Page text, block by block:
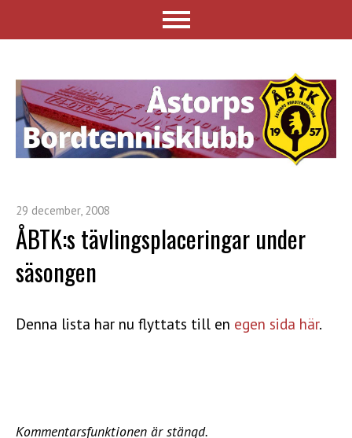
29 december, 2008
ÅBTK:s tävlingsplaceringar under
säsongen
Denna lista har nu flyttats till en egen sida här.
Kommentarsfunktionen är stängd.